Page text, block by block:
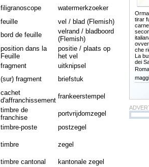
filigranoscope
watermerkzoeker
feuille
vel / blad (Flemish)
bord de feuille
velrand / bladboord
(Flemish)
position dans la
Feuille
positie / plaats op
het vel
fragment
uitknipsel
(sur) fragment
briefstuk
cachet
d'affranchissement
frankeerstempel
timbre de
franchise
portvrijdomzegel
timbre-poste postzegel
timbre zegel
timbre cantonal
kantonale zegel
tirar
che
La
dei